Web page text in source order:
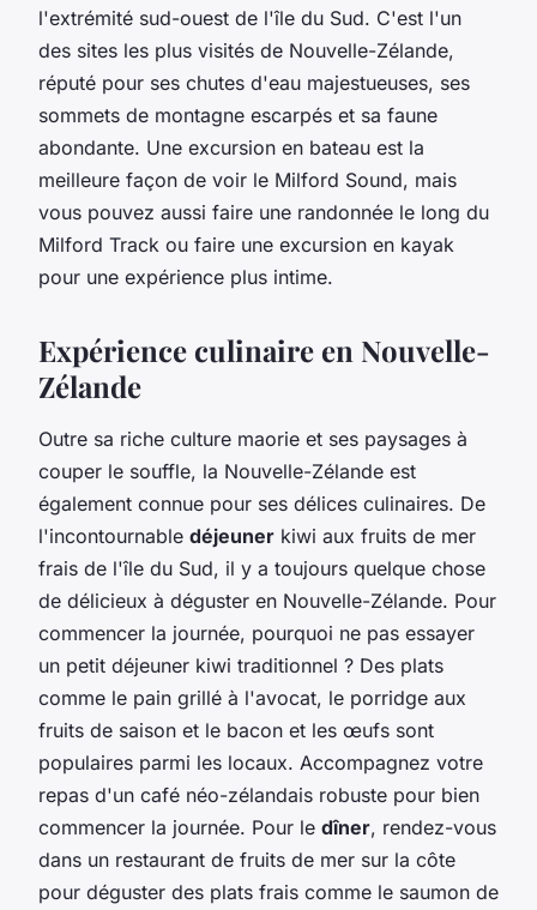
l'extrémité sud-ouest de l'île du Sud. C'est l'un
des sites les plus visités de Nouvelle-Zélande,
réputé pour ses chutes d'eau majestueuses, ses
sommets de montagne escarpés et sa faune
abondante. Une excursion en bateau est la
meilleure façon de voir le Milford Sound, mais
vous pouvez aussi faire une randonnée le long du
Milford Track ou faire une excursion en kayak
pour une expérience plus intime.
Expérience culinaire en Nouvelle-
Zélande
Outre sa riche culture maorie et ses paysages à
couper le souffle, la Nouvelle-Zélande est
également connue pour ses délices culinaires. De
l'incontournable déjeuner kiwi aux fruits de mer
frais de l'île du Sud, il y a toujours quelque chose
de délicieux à déguster en Nouvelle-Zélande. Pour
commencer la journée, pourquoi ne pas essayer
un petit déjeuner kiwi traditionnel ? Des plats
comme le pain grillé à l'avocat, le porridge aux
fruits de saison et le bacon et les œufs sont
populaires parmi les locaux. Accompagnez votre
repas d'un café néo-zélandais robuste pour bien
commencer la journée. Pour le dîner, rendez-vous
dans un restaurant de fruits de mer sur la côte
pour déguster des plats frais comme le saumon de